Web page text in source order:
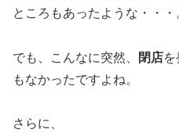
ところもあったような・・・。
でも、こんなに突然、 閉店
もなかったですよね。
さらに、